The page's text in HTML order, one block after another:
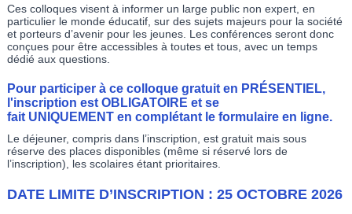
Ces colloques visent à informer un large public non expert, en
particulier le monde éducatif, sur des sujets majeurs pour la société
et porteurs d’avenir pour les jeunes. Les conférences seront donc
conçues pour être accessibles à toutes et tous, avec un temps
dédié aux questions.
Pour participer à ce colloque gratuit en PRÉSENTIEL,
l'inscription est OBLIGATOIRE et se
fait UNIQUEMENTen complétant le formulaire en ligne.
Le déjeuner, compris dans l’inscription, est gratuit mais sous
réserve des places disponibles (même si réservé lors de
l’inscription), les scolaires étant prioritaires.
DATE LIMITE D’INSCRIPTION : 25 OCTOBRE 2026